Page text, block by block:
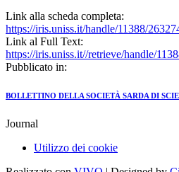
Link alla scheda completa:
https://iris.uniss.it/handle/11388/
Link al Full Text:
https://iris.uniss.it//retrieve/handle/
Pubblicato in:
BOLLETTINO DELLA SOCIETÀ SARDA DI
Journal
Utilizzo dei cookie